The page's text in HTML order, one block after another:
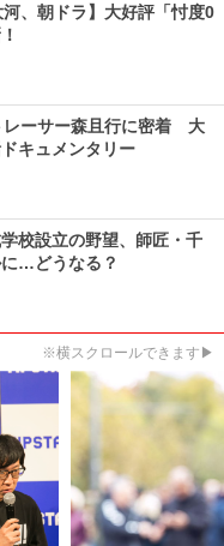
河、朝ドラ】大好評「忖度0
レーサー森且行に密着 大
キュメンタリー
校設立の野望、師匠・千
…どうなる？
※横スクロールできます▶